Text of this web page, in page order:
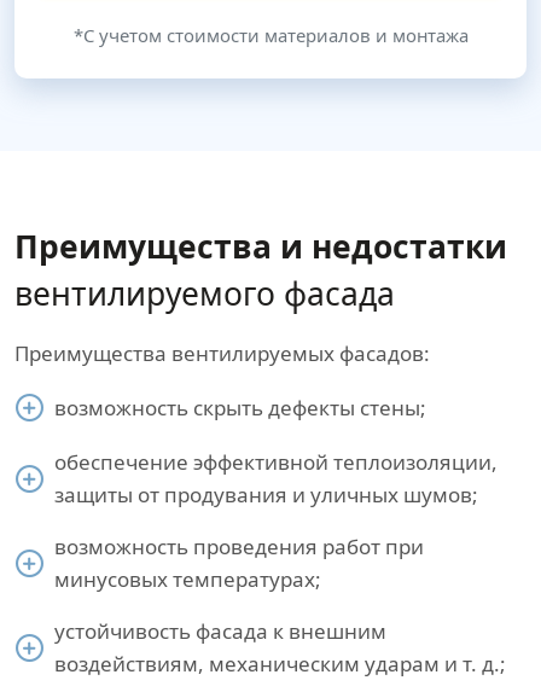
*С учетом стоимости материалов и монтажа
Преимущества и недостатки
вентилируемого фасада
Преимущества вентилируемых фасадов:
возможность скрыть дефекты стены;
обеспечение эффективной теплоизоляции,
защиты от продувания и уличных шумов;
возможность проведения работ при
минусовых температурах;
устойчивость фасада к внешним
воздействиям, механическим ударам и т. д.;